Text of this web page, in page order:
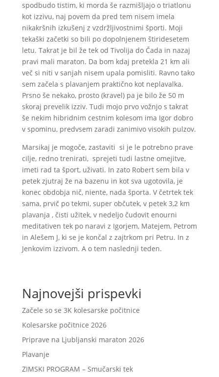
spodbudo tistim, ki morda še razmišljajo o triatlonu
kot izzivu, naj povem da pred tem nisem imela
nikakršnih izkušenj z vzdržljivostnimi športi. Moji
tekaški začetki so bili po dopolnjenem štiridesetem
letu. Takrat je bil že tek od Tivolija do Čada in nazaj
pravi mali maraton. Da bom kdaj pretekla 21 km ali
več si niti v sanjah nisem upala pomisliti. Ravno tako
sem začela s plavanjem praktično kot neplavalka.
Prsno še nekako, prosto (kravel) pa je bilo že 50 m
skoraj prevelik izziv. Tudi mojo prvo vožnjo s takrat
še nekim hibridnim cestnim kolesom ima Igor dobro
v spominu, predvsem zaradi zanimivo visokih pulzov.
Marsikaj je mogoče, zastaviti si je le potrebno prave
cilje, redno trenirati, sprejeti tudi lastne omejitve,
imeti rad ta šport, uživati. In zato Robert sem bila v
petek zjutraj že na bazenu in kot sva ugotovila, je
konec obdobja nič, niente, nada športa. V četrtek tek
sama, prvič po tekmi, super občutek, v petek 3,2 km
plavanja , čisti užitek, v nedeljo čudovit enourni
meditativen tek po naravi z Igorjem, Matejem, Petrom
in Alešem J, ki se je končal z zajtrkom pri Petru. In z
Jenkovim izzivom. A o tem naslednji teden.
Najnovejši prispevki
Začele so se 3K kolesarske počitnice
Kolesarske počitnice 2026
Priprave na Ljubljanski maraton 2026
Plavanje
ZIMSKI PROGRAM – Smučarski tek